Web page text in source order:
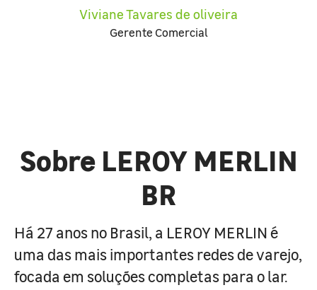
Viviane Tavares de oliveira
Gerente Comercial
Sobre LEROY MERLIN
BR
Há 27 anos no Brasil, a LEROY MERLIN é
uma das mais importantes redes de varejo,
focada em soluções completas para o lar.